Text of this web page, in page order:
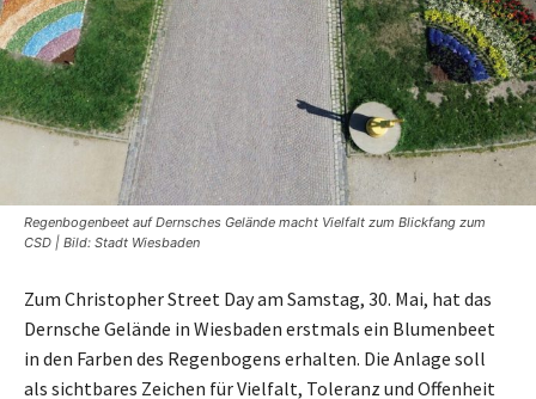
Regenbogenbeet auf Dernsches Gelände macht Vielfalt zum Blickfang zum
CSD | Bild: Stadt Wiesbaden
Zum Christopher Street Day am Samstag, 30. Mai, hat das
Dernsche Gelände in Wiesbaden erstmals ein Blumenbeet
in den Farben des Regenbogens erhalten. Die Anlage soll
als sichtbares Zeichen für Vielfalt, Toleranz und Offenheit